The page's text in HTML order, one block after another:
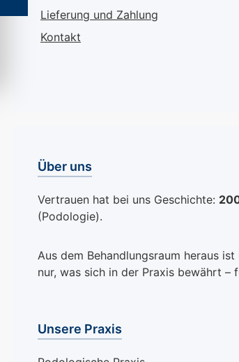
Lieferung und Zahlung
Kontakt
Über uns
Vertrauen hat bei uns Geschichte:
(Podologie).
Aus dem Behandlungsraum heraus
nur, was sich in der Praxis bewährt –
Unsere Praxis